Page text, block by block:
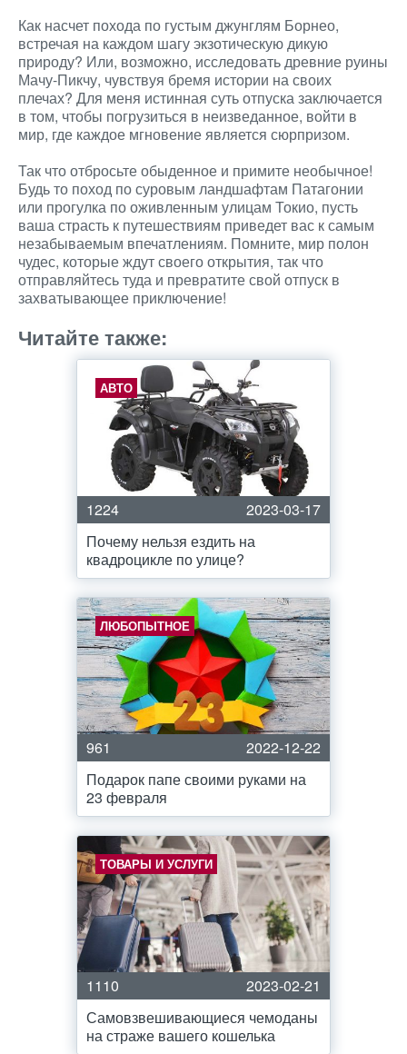
Как насчет похода по густым джунглям Борнео,
встречая на каждом шагу экзотическую дикую
природу? Или, возможно, исследовать древние руины
Мачу-Пикчу, чувствуя бремя истории на своих
плечах? Для меня истинная суть отпуска заключается
в том, чтобы погрузиться в неизведанное, войти в
мир, где каждое мгновение является сюрпризом.
Так что отбросьте обыденное и примите необычное!
Будь то поход по суровым ландшафтам Патагонии
или прогулка по оживленным улицам Токио, пусть
ваша страсть к путешествиям приведет вас к самым
незабываемым впечатлениям. Помните, мир полон
чудес, которые ждут своего открытия, так что
отправляйтесь туда и превратите свой отпуск в
захватывающее приключение!
Читайте также:
АВТО
1224
2023-03-17
Почему нельзя ездить на
квадроцикле по улице?
ЛЮБОПЫТНОЕ
961
2022-12-22
Подарок папе своими руками на
23 февраля
ТОВАРЫ И УСЛУГИ
1110
2023-02-21
Самовзвешивающиеся чемоданы
на страже вашего кошелька